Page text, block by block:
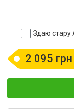
Здаю стару
2 095 грн